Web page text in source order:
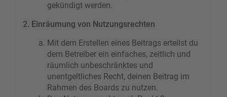
gekündigt werden.
2. Einräumung von Nutzungsrechten
Mit dem Erstellen eines Beitrags erteilst du
dem Betreiber ein einfaches, zeitlich und
räumlich unbeschränktes und
unentgeltliches Recht, deinen Beitrag im
Rahmen des Boards zu nutzen.